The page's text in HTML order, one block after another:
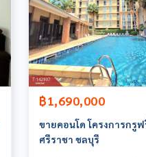
฿1,690,000
ขายคอนโด โครงการกรู
ศรีราชา ชลบุรี